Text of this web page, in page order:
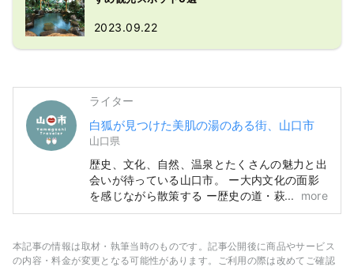
2023.09.22
ライター
白狐が見つけた美肌の湯のある街、山口市
山口県
歴史、文化、自然、温泉とたくさんの魅力と出
会いが待っている山口市。 ー大内文化の面影
を感じながら散策する ー歴史の道・萩往還を
歩いてみる ーSLやまぐち号に会いに行く ーの
は瀬戸内海の、大自然を大満喫してみる。 あ
なたが引き寄せられる場所を訪れたら、 思い
more
本記事の情報は取材・執筆当時のものです。記事公開後に商品やサービス
の内容・料金が変更となる可能性があります。ご利用の際は改めてご確認